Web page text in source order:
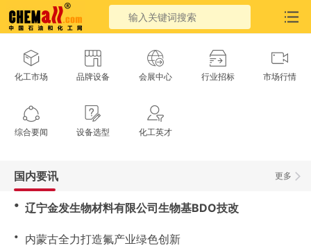
化工市场 品牌设备 会展中心 行业招标 市场行情
综合要闻 设备选型 化工英才
更多
国内要讯
・ 辽宁金发生物材料有限公司生物基BDO技改
・ 内蒙古全力打造氟产业绿色创新